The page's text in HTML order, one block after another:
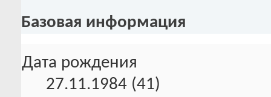
Базовая информация
Дата рождения
27.11.1984 (41)